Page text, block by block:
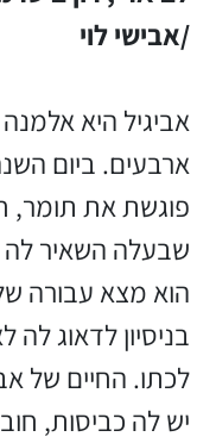
/אבישי לוי
אביגיל היא
ארבעים. ביום
פוגשת את תומר,
שבעלה השאיר לה
הוא מצא עבורה
בניסיון לדאוג
לכתו. החיים של